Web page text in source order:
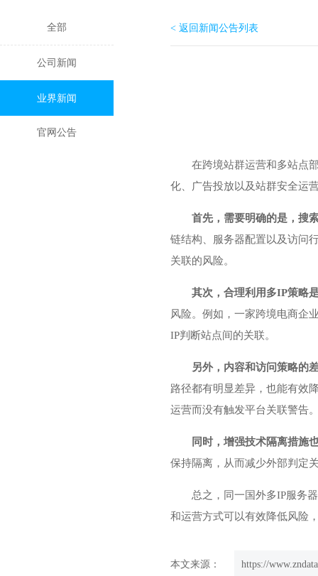
全部
公司新闻
业界新闻
官网公告
< 返回新闻公告列表
在跨境站群运营和多站点
化、广告投放以及站群安全运
首先，需要明确的是，搜
链结构、服务器配置以及访问
关联的风险。
其次，合理利用多IP策略
风险。例如，一家跨境电商企
IP判断站点间的关联。
另外，内容和访问策略的
路径都有明显差异，也能有效
运营而没有触发平台关联警告
同时，增强技术隔离措施
保持隔离，从而减少外部判定
总之，同一国外多IP服务
和运营方式可以有效降低风险
本文来源： https://